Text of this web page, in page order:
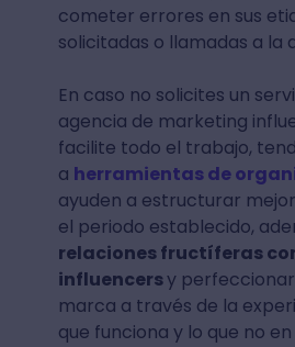
cometer errores en sus
solicitadas o llamadas a la
En caso no solicites un
agencia de marketing
facilite todo el trabajo,
a herramientas de
ayuden a estructurar
el periodo establecido,
relaciones fructíferas
influencersy
marca a través de la
que funciona y lo que no